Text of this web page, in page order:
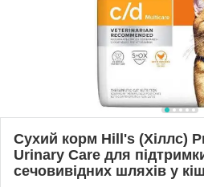
Сухий корм Hill's (Хіллс)
Urinary Care для
сечовивідних шляхів у